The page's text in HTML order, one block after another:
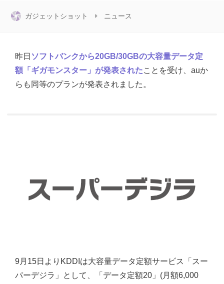
ガジェットショット ニュース
昨日 ソフトバンクから20GB/30GBの大容量データ定
額「ギガモンスター」が発表されたことを受け、auか
らも同等のプランが発表されました。
9月15日よりKDDIは大容量データ定額サービス「スー
パーデジラ」として、「データ定額20」(月額6,000